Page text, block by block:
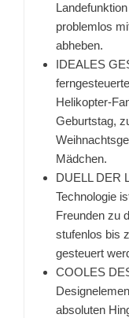
problemlos
abheben.
IDEALES
Helikopter-
Geburtstag,
Mädchen.
DUELL DER
Technologie
Freunden zu
stufenlos bis
gesteuert
COOLES
absoluten